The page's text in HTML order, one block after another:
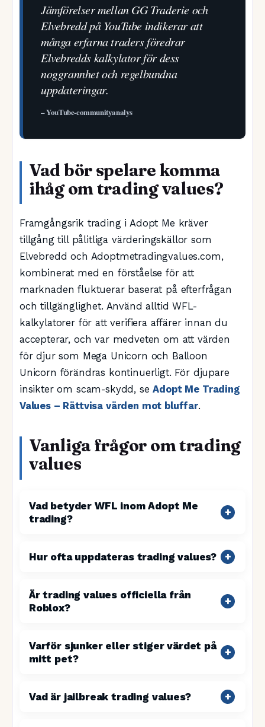
Jämförelser mellan GG Traderie och
Elvebredd på YouTube indikerar att
många erfarna traders föredrar
Elvebredds kalkylator för dess
noggrannhet och regelbundna
uppdateringar.
– YouTube-communityanalys
Vad bör spelare komma
ihåg om trading values?
Framgångsrik trading i Adopt Me kräver
tillgång till pålitliga värderingskällor som
Elvebredd och Adoptmetradingvalues.com,
kombinerat med en förståelse för att
marknaden fluktuerar baserat på efterfrågan
och tillgänglighet. Använd alltid WFL-
kalkylatorer för att verifiera affärer innan du
accepterar, och var medveten om att värden
för djur som Mega Unicorn och Balloon
Unicorn förändras kontinuerligt. För djupare
insikter om scam-skydd, seAdopt Me Trading
Values – Rättvisa värden mot bluffar.
Vanliga frågor om trading
values
Vad betyder WFL inom Adopt Me
trading?
Hur ofta uppdateras trading values?
Är trading values officiella från
Roblox?
Varför sjunker eller stiger värdet på
mitt pet?
Vad är jailbreak trading values?